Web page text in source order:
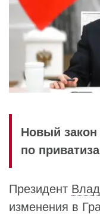
Новый закон
по
Президент
изменения в